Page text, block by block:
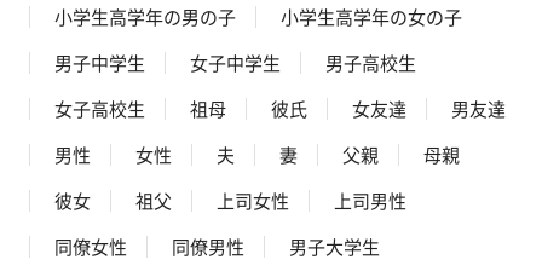
小学生高学年の男の子
小学生高学年の女の子
男子中学生
女子中学生
男子高校生
女子高校生
祖母 彼氏 女友達
男友達
男性
女性 夫 妻 父親
母親
彼女
祖父 上司女性
上司男性
同僚女性
同僚男性
男子大学生